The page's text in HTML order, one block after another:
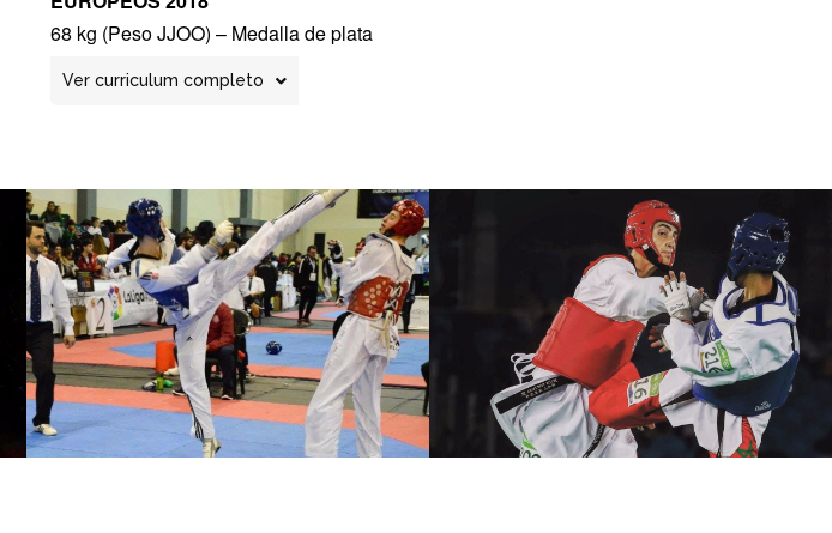
68 kg (Peso JJOO) – Medalla de plata
MUNDIALES2017
68 kg (Peso JJOO) – Medalla de oro en Sub 21
JJOO2016
68 kg (Peso JJOO) – 5ª Posición
EUROPEOS2016
54 kg – Medalla de plata
EUROPEOS2015
54 kg – Medalla de oro en Sub 21
Ver curriculum completo